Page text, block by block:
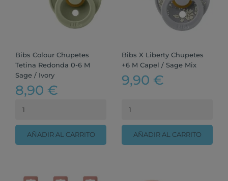
Bibs Colour Chupetes
Tetina Redonda 0-6 M
Sage / Ivory
8,90 €
AÑADIR AL CARRITO
Bibs X Liberty Chupetes
+6 M Capel / Sage Mix
9,90 €
AÑADIR AL CARRITO